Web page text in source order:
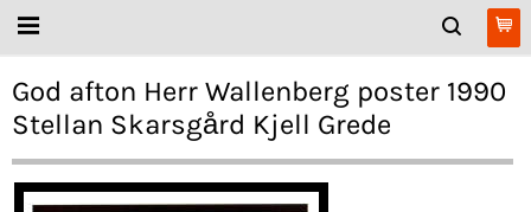
God afton Herr Wallenberg poster 1990
Stellan Skarsgård Kjell Grede